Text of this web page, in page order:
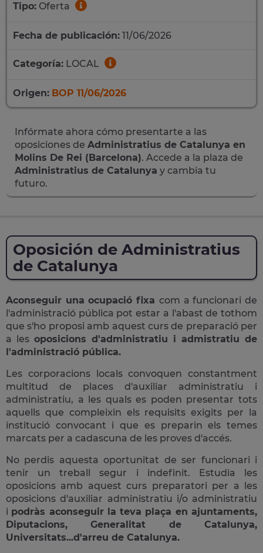
Tipo: Oferta
Fecha de publicación: 11/06/2026
Categoría: LOCAL
Origen: BOP 11/06/2026
Infórmate ahora cómo presentarte a las
oposiciones de Administratius de Catalunya en
Molins De Rei (Barcelona). Accede a la plaza de
Administratius de Catalunya y cambia tu
futuro.
Oposición de Administratius
de Catalunya
Aconseguir una ocupació fixa com a funcionari de
l'administració pública pot estar a l'abast de tothom
que s'ho proposi amb aquest curs de preparació per
a les oposicions d'administratiu i admistratiu de
l'administració pública.
Les corporacions locals convoquen constantment
multitud de places d'auxiliar administratiu i
administratiu, a les quals es poden presentar tots
aquells que compleixin els requisits exigits per la
institució convocant i que es preparin els temes
marcats per a cadascuna de les proves d'accés.
No perdis aquesta oportunitat de ser funcionari i
tenir un treball segur i indefinit. Estudia les
oposicions amb aquest curs preparatori per a les
oposicions d'auxiliar administratiu i/o administratiu
i podràs aconseguir la teva plaça en ajuntaments,
Diputacions, Generalitat de Catalunya,
Universitats...d'arreu de Catalunya.